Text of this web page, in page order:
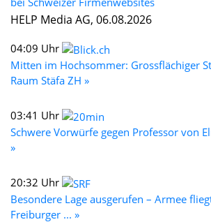
HELP Media AG, 06.08.2026
04:09 Uhr
Mitten im Hochsommer: Grossflächiger
Raum Stäfa ZH »
03:41 Uhr
Schwere Vorwürfe gegen Professor von
»
20:32 Uhr
Besondere Lage ausgerufen – Armee
Freiburger ... »